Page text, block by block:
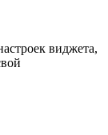
виджета,